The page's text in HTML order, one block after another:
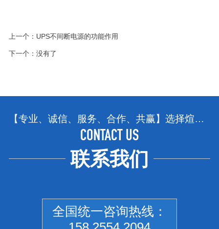
上一个： UPS不间断电源的功能作用
下一个：没有了
【专业、诚信、服务、合作、共赢】选择煊赫，选择省心、选择放心！
CONTACT US
联系我们
全国统一咨询热线：